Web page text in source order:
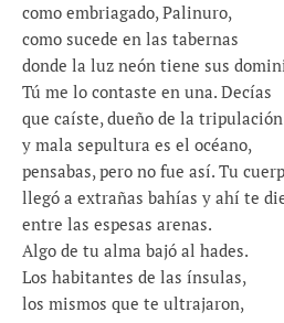
como embriagado, Palinuro,
como sucede en las tabernas
donde la luz neón tiene sus
Tú me lo contaste en una. Decías
que caíste, dueño de la tripulación
y mala sepultura es el océano,
pensabas, pero no fue así. Tu
llegó a extrañas bahías y ahí te
entre las espesas arenas.
Algo de tu alma bajó al hades.
Los habitantes de las ínsulas,
los mismos que te ultrajaron,